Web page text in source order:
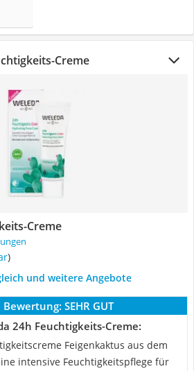
Creme
Creme
)
und weitere Angebote
Bewertung: SEHR GUT
24h Feuchtigkeits-Creme:
Feigenkaktus aus dem
intensive Feuchtigkeitspflege für